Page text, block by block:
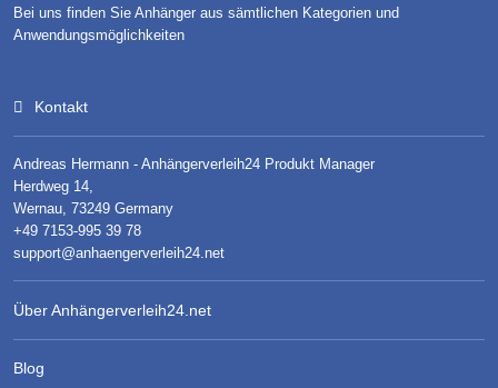
Bei uns finden Sie Anhänger aus sämtlichen Kategorien und
Anwendungsmöglichkeiten
Kontakt
Andreas Hermann - Anhängerverleih24 Produkt Manager
Herdweg 14,
Wernau, 73249 Germany
+49 7153-995 39 78
support@anhaengerverleih24.net
Über Anhängerverleih24.net
Blog